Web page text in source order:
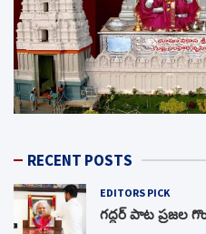
RECENT POSTS
EDITORS PICK
గద్దర్ పాట ప్రజల